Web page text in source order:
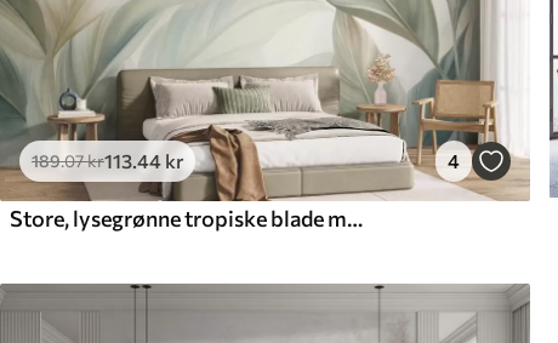
189.07kr113 .44 kr 4
Store, lysegrønne tropiske blade med bløde pastelfarver og struktureret kunst